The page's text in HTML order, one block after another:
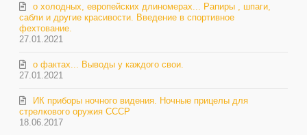
27.01.2021
о холодных, европейских длиномерах... Рапиры , шпаги,
сабли и другие красивости. Введение в спортивное
фехтование.
27.01.2021
о фактах... Выводы у каждого свои.
18.06.2017
ИК приборы ночного видения. Ночные прицелы для
стрелкового оружия СССР